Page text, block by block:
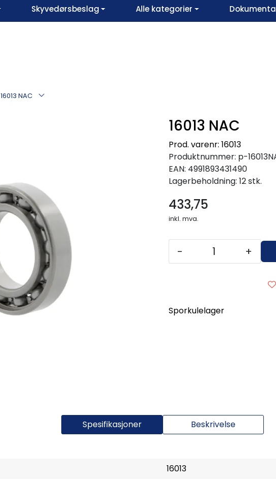
Skyvedørsbeslag Alle kategorier
16013 NAC
16013 NAC
Prod. varenr: 16013
Produktnummer: p-
EAN: 4991893431490
Lagerbeholdning: 12 stk.
433,75
inkl. mva.
- +
Sporkulelager
Spesifikasjoner Beskrivelse
16013